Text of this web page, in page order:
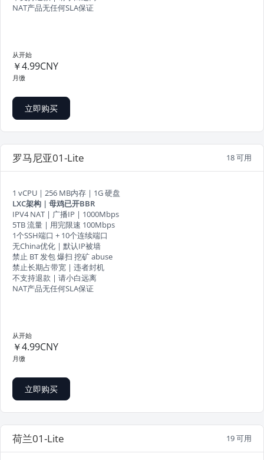
NAT产品无任何SLA保证
从开始
￥4.99CNY
月缴
立即购买
罗马尼亚01-Lite 18 可用
1 vCPU | 256 MB内存 | 1G 硬盘
LXC架构 | 母鸡已开BBR
IPV4 NAT | 广播IP | 1000Mbps
5TB 流量 | 用完限速 100Mbps
1个SSH端口 + 10个连续端口
无China优化 | 默认IP被墙
禁止 BT 发包 爆扫 挖矿 abuse
禁止长期占带宽 | 违者封机
不支持退款 | 请小白远离
NAT产品无任何SLA保证
从开始
￥4.99CNY
月缴
立即购买
荷兰01-Lite 19 可用